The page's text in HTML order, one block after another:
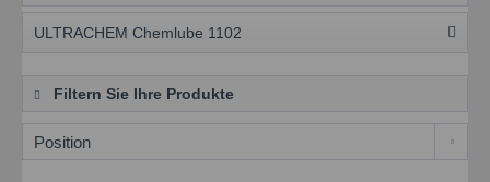
ULTRACHEM Chemlube 1102
Filtern Sie Ihre Produkte